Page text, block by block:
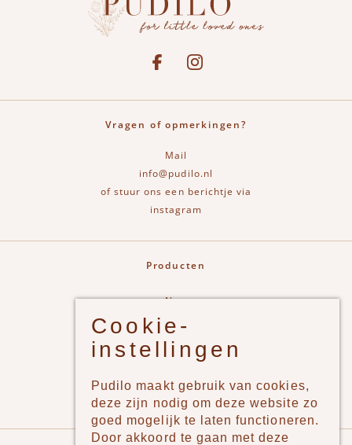
See our FacebookBekijk onze Instagram pagina
Vragen of opmerkingen?
Mail
info@pudilo.nl
of stuur ons een berichtje via
instagram
Producten
New
Jongens
Meisjes
Merken
Cookie-
instellingen
Pudilo maakt gebruik van cookies,
deze zijn nodig om deze website zo
goed mogelijk te laten functioneren.
Door akkoord te gaan met deze